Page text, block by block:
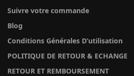
Suivre votre commande
Blog
Conditions Générales D’utilisation
POLITIQUE DE RETOUR & ECHANGE
RETOUR ET REMBOURSEMENT